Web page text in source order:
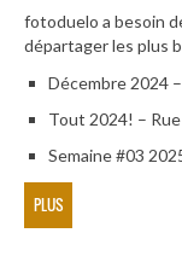
fotoduelo a besoin
départager les plus
Décembre 2024
Tout 2024! –
Semaine #03
PLUS